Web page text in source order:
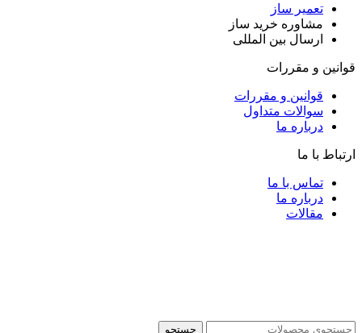
تعمیر ساز
مشاوره خرید ساز
ارسال بین المللی
قوانین و مقررات
قوانین و مقررات
سوالات متداول
درباره ما
ارتباط با ما
تماس با ما
درباره ما
مقالات
جستجو